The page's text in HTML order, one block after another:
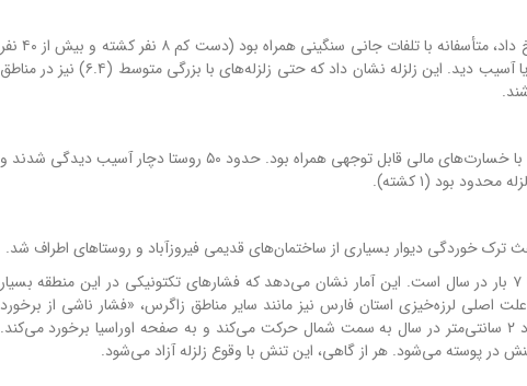
این زلزله که در منطقه «زرین دشت» (نزدیک شهر داراب) رخ داد، متأسفانه با تلفات جانی سنگینی همراه بود (دست کم ۸ نفر کشته و بیش از ۴۰ نفر
مصدوم). همچنین هزاران واحد مسکونی روستایی تخریب یا آسیب دید. این زلزله نشان داد که حتی زلزله‌های با بزرگی متوسط (۶.۴) نیز در مناطق
این زلزله که در حوالی شهر کازرون (نزدیک فراشبند) رخ داد، با خسارت‌های مالی قابل توجهی همراه بود. حدود ۵۰ روستا دچار آسیب دیدگی شدند و
بود (۱ کشته).
ترک خوردگی دیوار بسیاری از ساختمان‌های قدیمی فیروزآباد و روستاهای اطراف شد.
میانگین وقوع زلزله‌های بالای ۴ ریشتر در استان فارس، حدود ۵ تا ۷ بار در سال است. این آمار نشان می‌دهد که فشارهای تکتونیکی در این منطقه بسیار
اصلی لرزه‌خیزی استان فارس نیز مانند سایر مناطق زاگرس، «فشار ناشی از برخورد
صفحه عربی به صفحه اوراسیا» است. صفحه عربی با سرعت حدود ۲ سانتی‌متر در سال به سمت شمال حرکت می‌کند و به صفحه اوراسیا برخورد می‌کند.
در پوسته می‌شود. هر از گاهی، این تنش با وقوع زلزله آزاد می‌شود.